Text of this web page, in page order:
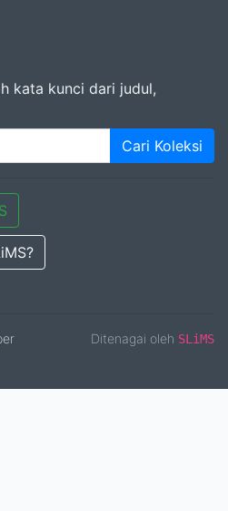
kata kunci dari judul,
Cari Koleksi
Ditenagai oleh SLiMS